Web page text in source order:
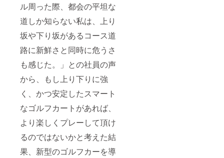
ル周った際、都会の平坦な
道しか知らない私は、上り
坂や下り坂があるコース道
路に新鮮さと同時に危うさ
も感じた。」との社員の声
から、もし上り下りに強
く、かつ安定したスマート
なゴルフカートがあれば、
より楽しくプレーして頂け
るのではないかと考えた結
果、新型のゴルフカーを導